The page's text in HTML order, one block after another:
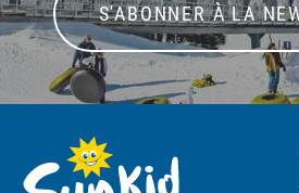
S'ABONNER À LA